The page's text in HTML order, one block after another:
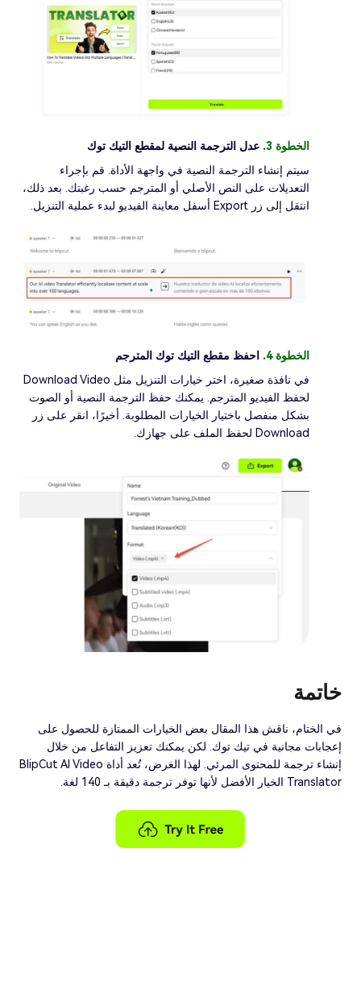
الخطوة 3.
عدل الترجمة النصية لمقطع التيك توك
سيتم إنشاء الترجمة النصية في واجهة الأداة. قم بإجراء
التعديلات على النص الأصلي أو المترجم حسب رغبتك. بعد ذلك،
انتقل إلى زر Export أسفل معاينة الفيديو لبدء عملية التنزيل.
الخطوة 4.
احفظ مقطع التيك توك المترجم
في نافذة صغيرة، اختر خيارات التنزيل مثل Download Video
لحفظ الفيديو المترجم. يمكنك حفظ الترجمة النصية أو الصوت
بشكل منفصل باختيار الخيارات المطلوبة. أخيرًا، انقر على زر
Download لحفظ الملف على جهازك.
خاتمة
في الختام، ناقش هذا المقال بعض الخيارات الممتازة للحصول على
إعجابات مجانية في تيك توك. لكن يمكنك تعزيز التفاعل من خلال
إنشاء ترجمة للمحتوى المرئي. لهذا الغرض، تُعد أداة BlipCut AI Video
Translator الخيار الأفضل لأنها توفر ترجمة دقيقة بـ 140 لغة.